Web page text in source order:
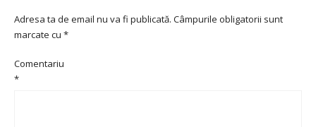
Adresa ta de email nu va fi publicată. Câmpurile obligatorii sunt
marcate cu *
Comentariu
*